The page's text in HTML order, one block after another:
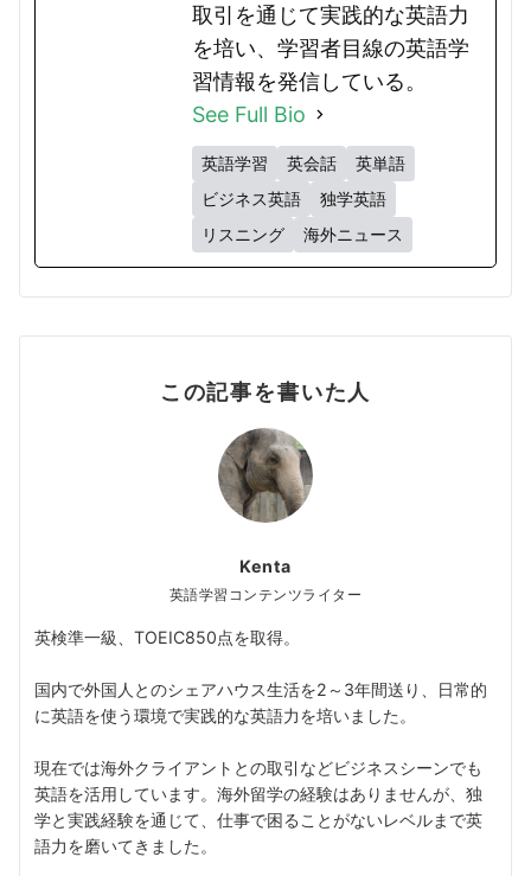
取引を通じて実践的な英語力
を培い、学習者目線の英語学
習情報を発信している。
See Full Bio
英語学習 英会話
英単語
ビジネス英語
独学英語
リスニング
海外ニュース
この記事を書いた人
Kenta
英語学習コンテンツライター
英検準一級、TOEIC850点を取得。
国内で外国人とのシェアハウス生活を2～3年間送り、日常的
に英語を使う環境で実践的な英語力を培いました。
現在では海外クライアントとの取引などビジネスシーンでも
英語を活用しています。海外留学の経験はありませんが、独
学と実践経験を通じて、仕事で困ることがないレベルまで英
語力を磨いてきました。